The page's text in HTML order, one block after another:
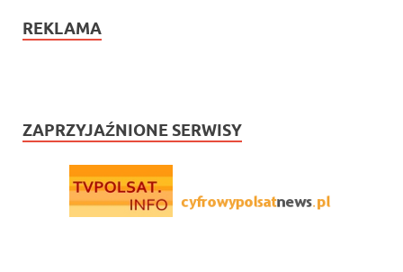
REKLAMA
ZAPRZYJAŹNIONE SERWISY